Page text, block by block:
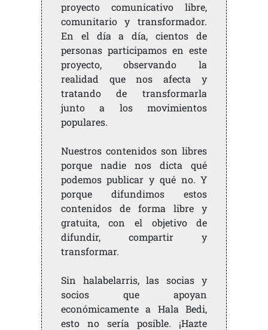
proyecto comunicativo libre,
comunitario y transformador.
En el día a día, cientos de
personas participamos en este
proyecto, observando la
realidad que nos afecta y
tratando de transformarla
junto a los movimientos
populares.
Nuestros contenidos son libres
porque nadie nos dicta qué
podemos publicar y qué no. Y
porque difundimos estos
contenidos de forma libre y
gratuita, con el objetivo de
difundir, compartir y
transformar.
Sin halabelarris, las socias y
socios que apoyan
económicamente a Hala Bedi,
esto no sería posible. ¡Hazte